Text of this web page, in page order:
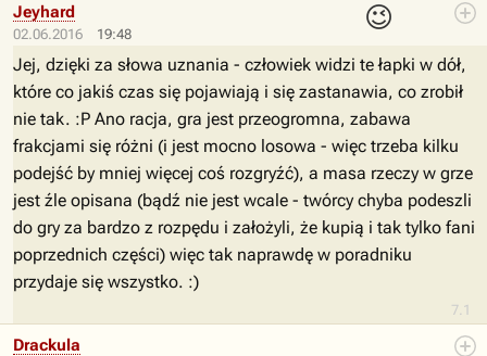
02.06.2016 19:48
😉
7.1
Jeyhard
Jej, dzięki za słowa uznania - człowiek widzi te łapki w dół,
które co jakiś czas się pojawiają i się zastanawia, co zrobił
nie tak. :P Ano racja, gra jest przeogromna, zabawa
frakcjami się różni (i jest mocno losowa - więc trzeba kilku
podejść by mniej więcej coś rozgryźć), a masa rzeczy w grze
jest źle opisana (bądź nie jest wcale - twórcy chyba podeszli
do gry za bardzo z rozpędu i założyli, że kupią i tak tylko fani
poprzednich części) więc tak naprawdę w poradniku
przydaje się wszystko. :)
Drackula